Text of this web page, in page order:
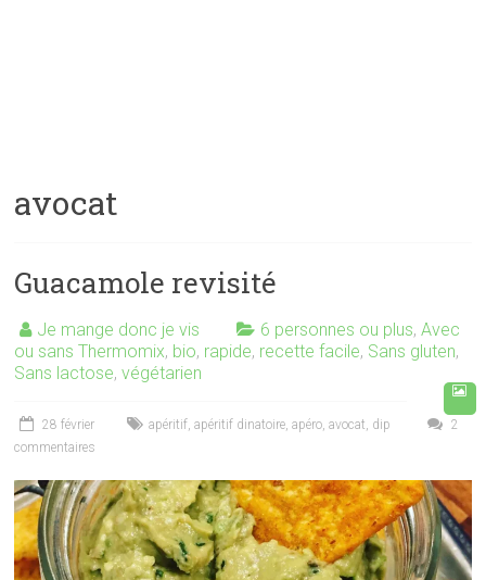
avocat
Guacamole revisité
Je mange donc je vis 6 personnes ou plus,Avec
ou sans Thermomix, bio, rapide, recette facile, Sans gluten,
Sans lactose,végétarien
28 février apéritif,apéritif dinatoire,apéro,avocat, dip
2
commentaires